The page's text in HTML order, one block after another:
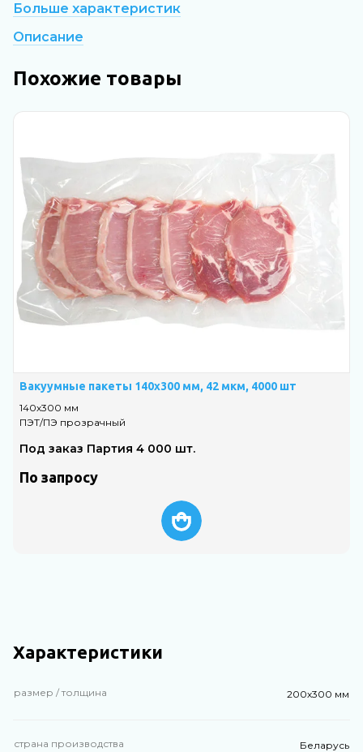
Больше характеристик
Описание
Похожие товары
Вакуумные пакеты 140х300 мм, 42 мкм, 4000 шт
140х300 мм
ПЭТ/ПЭ прозрачный
Под заказ Партия 4 000 шт.
По запросу
Характеристики
размер / толщина 200х300 мм
страна производства Беларусь